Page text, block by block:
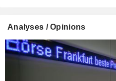
Analyses / Opinions